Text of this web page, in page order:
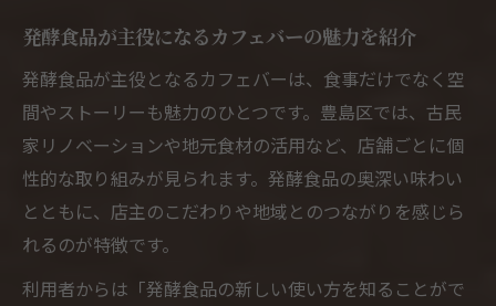
発酵食品が主役になるカフェバーの魅力を紹介
発酵食品が主役となるカフェバーは、食事だけでなく空
間やストーリーも魅力のひとつです。豊島区では、古民
家リノベーションや地元食材の活用など、店舗ごとに個
性的な取り組みが見られます。発酵食品の奥深い味わい
とともに、店主のこだわりや地域とのつながりを感じら
れるのが特徴です。
利用者からは「発酵食品の新しい使い方を知ることがで